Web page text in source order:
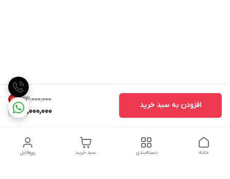
۳۳٬۰۰۰٬۰۰۰ 15%
28,000,000
افزودن به سبد خرید
پروفایل سبد خرید دسته‌بندی خانه